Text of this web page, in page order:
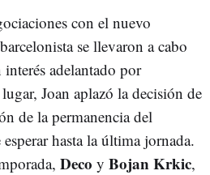
con el nuevo
se llevaron a cabo
adelantado por
Joan aplazó la decisión de
de la permanencia del
hasta la última jornada.
Deco y Bojan Krkic,